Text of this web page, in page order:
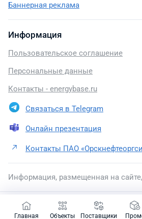
Главная Объекты Поставщики
Баннерная реклама
Информация
Пользовательское соглашение
Персональные данные
Контакты - energybase.ru
Связаться в Telegram
Онлайн презентация
Контакты ПАО
Информация, размещенная на
2026 © energybase.ru